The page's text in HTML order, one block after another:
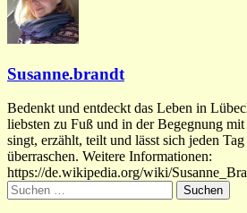
Susanne.brandt
Bedenkt und entdeckt das Leben in
liebsten zu Fuß und in der Begegnung
singt, erzählt, teilt und lässt sich jeden
überraschen. Weitere Informationen:
https://de.wikipedia.org/wiki/
Suchen
nach: